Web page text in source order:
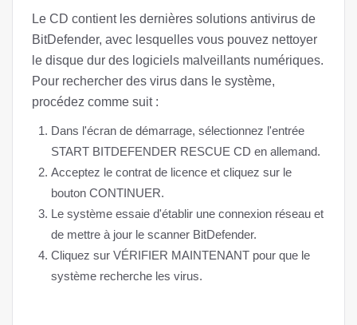
Le CD contient les dernières solutions antivirus de
BitDefender, avec lesquelles vous pouvez nettoyer
le disque dur des logiciels malveillants numériques.
Pour rechercher des virus dans le système,
procédez comme suit :
Dans l'écran de démarrage, sélectionnez l'entrée
START BITDEFENDER RESCUE CD en allemand.
Acceptez le contrat de licence et cliquez sur le
bouton CONTINUER.
Le système essaie d'établir une connexion réseau et
de mettre à jour le scanner BitDefender.
Cliquez sur VÉRIFIER MAINTENANT pour que le
système recherche les virus.